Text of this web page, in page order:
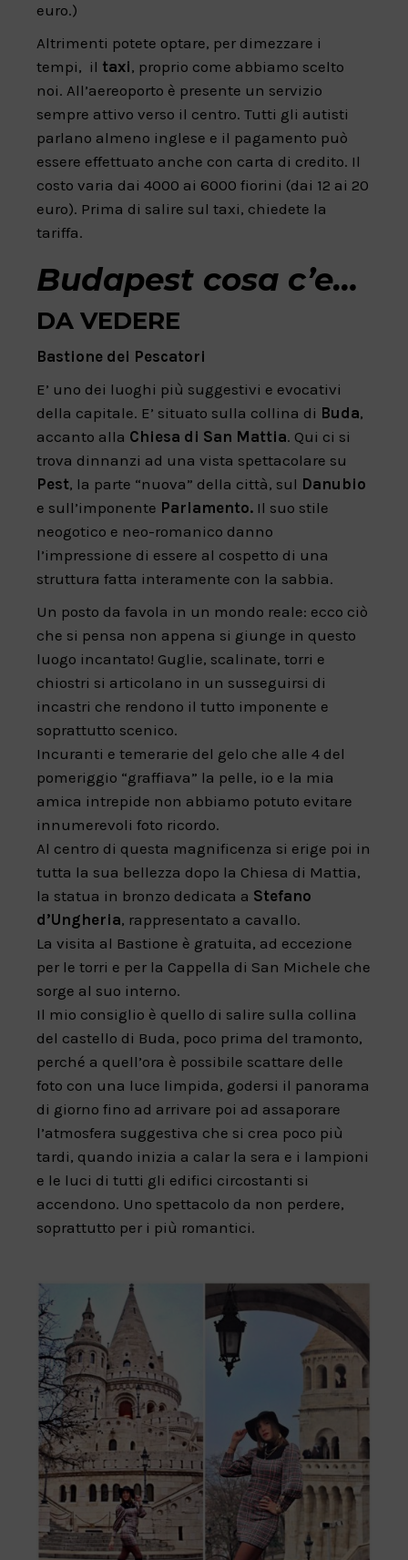
euro.)
Altrimenti potete optare, per dimezzare i
tempi, il taxi, proprio come abbiamo scelto
noi. All’aereoporto è presente un servizio
sempre attivo verso il centro. Tutti gli autisti
parlano almeno inglese e il pagamento può
essere effettuato anche con carta di credito. Il
costo varia dai 4000 ai 6000 fiorini (dai 12 ai 20
euro). Prima di salire sul taxi, chiedete la
tariffa.
Budapest cosa c’e…
DA VEDERE
Bastione dei Pescatori
E’ uno dei luoghi più suggestivi e evocativi
della capitale. E’ situato sulla collina di Buda,
accanto alla Chiesa di San Mattia. Qui ci si
trova dinnanzi ad una vista spettacolare su
Pest, la parte “nuova” della città, sul Danubio
e sull’imponente Parlamento. Il suo stile
neogotico e neo-romanico danno
l’impressione di essere al cospetto di una
struttura fatta interamente con la sabbia.
Un posto da favola in un mondo reale: ecco ciò
che si pensa non appena si giunge in questo
luogo incantato! Guglie, scalinate, torri e
chiostri si articolano in un susseguirsi di
incastri che rendono il tutto imponente e
soprattutto scenico.
Incuranti e temerarie del gelo che alle 4 del
pomeriggio “graffiava” la pelle, io e la mia
amica intrepide non abbiamo potuto evitare
innumerevoli foto ricordo.
Al centro di questa magnificenza si erige poi in
tutta la sua bellezza dopo la Chiesa di Mattia,
la statua in bronzo dedicata a Stefano
d’Ungheria, rappresentato a cavallo.
La visita al Bastione è gratuita, ad eccezione
per le torri e per la Cappella di San Michele che
sorge al suo interno.
Il mio consiglio è quello di salire sulla collina
del castello di Buda, poco prima del tramonto,
perché a quell’ora è possibile scattare delle
foto con una luce limpida, godersi il panorama
di giorno fino ad arrivare poi ad assaporare
l’atmosfera suggestiva che si crea poco più
tardi, quando inizia a calar la sera e i lampioni
e le luci di tutti gli edifici circostanti si
accendono. Uno spettacolo da non perdere,
soprattutto per i più romantici.